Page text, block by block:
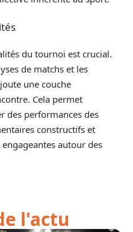
du tournoi est crucial.
de matchs et les
une couche
Cela permet
des performances des
constructifs et
autour des
l'actu